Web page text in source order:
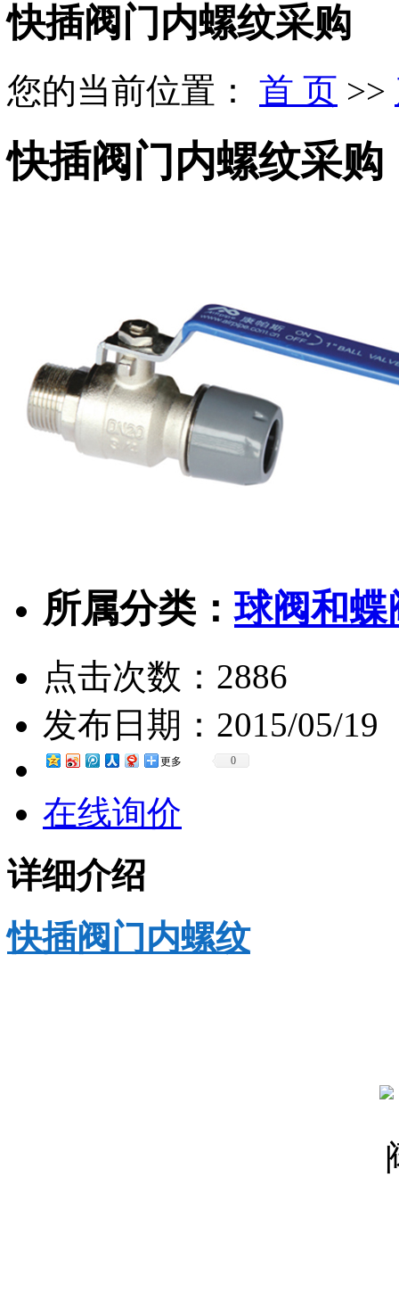
快插阀门内螺纹采购
您的当前位置： 首 页 >>
快插阀门内螺纹采购
所属分类：球阀和蝶
点击次数： 2886
发布日期： 2015/05/19
更多 0
在线询价
详细介绍
快插阀门内螺纹